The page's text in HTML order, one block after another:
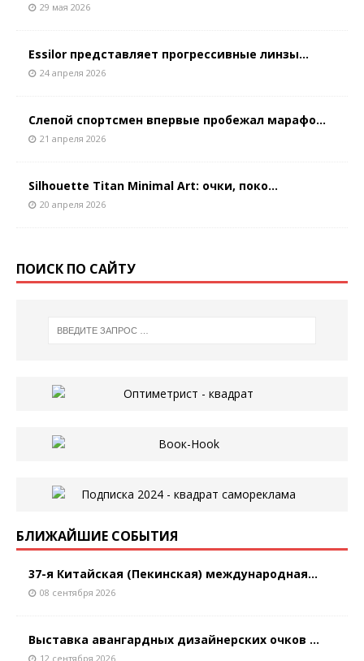
29 мая 2026
Essilor представляет прогрессивные линзы...
24 апреля 2026
Слепой спортсмен впервые пробежал марафо...
21 апреля 2026
Silhouette Titan Minimal Art: очки, поко...
20 апреля 2026
ПОИСК ПО САЙТУ
БЛИЖАЙШИЕ СОБЫТИЯ
37-я Китайская (Пекинская) международная...
08 сентября 2026
Выставка авангардных дизайнерских очков ...
12 сентября 2026